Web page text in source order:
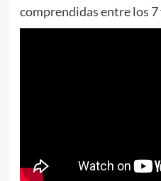
comprendidas entre los 7